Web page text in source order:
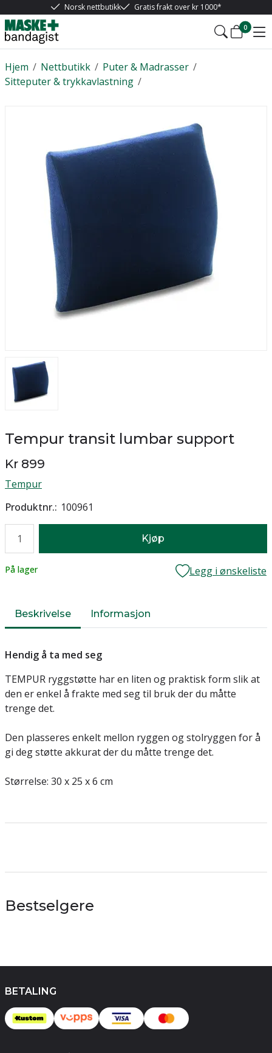
Norsk nettbutikk Gratis frakt over kr 1000*
0
/
Hjem /
Nettbutikk /
Puter & Madrasser
/
Sitteputer & trykkavlastning
Tempur transit lumbar support
Kr 899
Tempur
Produktnr. 100961
Kjøp
Lager
På lager Legg i ønskeliste
Beskrivelse Informasjon
Hendig å ta med seg
TEMPUR ryggstøtte har en liten og praktisk form slik at
den er enkel å frakte med seg til bruk der du måtte
trenge det.
Den plasseres enkelt mellon ryggen og stolryggen for å
gi deg støtte akkurat der du måtte trenge det.
Størrelse: 30 x 25 x 6 cm
Bestselgere
BETALING